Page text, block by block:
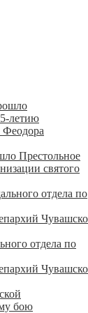
Престольное
святого
отдела по